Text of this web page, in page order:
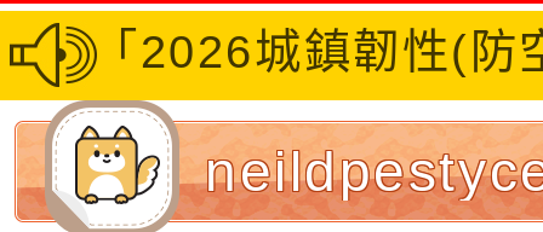
區「2026城鎮韌性(防